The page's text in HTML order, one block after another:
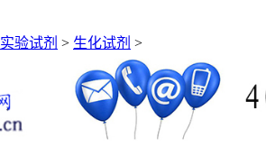
实验试剂 > 生化试剂 >